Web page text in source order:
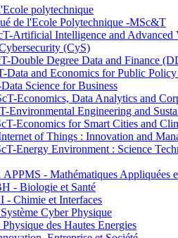
polytechnique
de l'Ecole Polytechnique -MSc&T
Artificial Intelligence and Advanced
(CyS)
Double Degree Data and Finance
Data and Economics for Public
Science for Business
Economics, Data Analytics and
Environmental Engineering and
Economics for Smart Cities and
of Things : Innovation and
Energy Environment : Science
- Mathématiques Appliquées
- Biologie et Santé
Chimie et Interfaces
Cyber Physique
des Hautes Energies